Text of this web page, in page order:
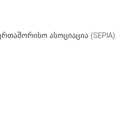
ასოციაცია (SEPIA).